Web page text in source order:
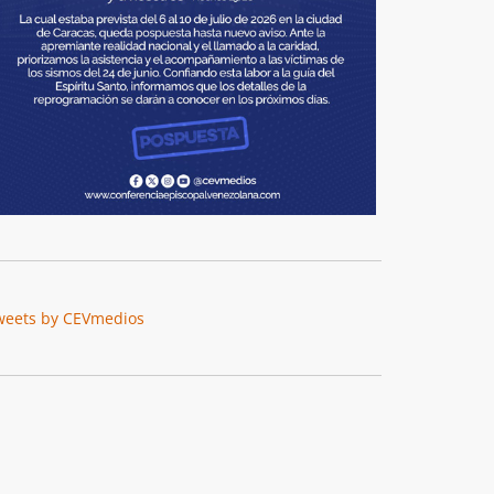
by CEVmedios